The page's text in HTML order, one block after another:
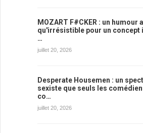
MOZART F#CKER : un humour
qu'irrésistible pour un concept
…
juillet 20, 2026
Desperate Housemen : un
sexiste que seuls les
co…
juillet 20, 2026